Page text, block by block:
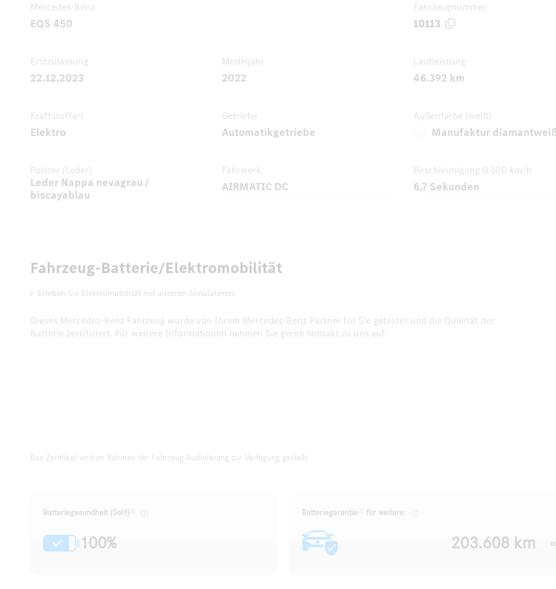
Mercedes-Benz
EQS 450
Fahrzeugnummer
10113
Erstzulassung
22.12.2023
Modeljahr
2022
Laufleistung
46.392 km
Kraftstoffart
Elektro
Getriebe
Automatikgetriebe
Außenfarbe (weiß)
Manufaktur
Polster (Leder)
Leder Nappa nevagrau /
biscayablau
Fahrwerk
AIRMATIC DC
Beschleunigung 0-100 km/h
6,7 Sekunden
Fahrzeug-Batterie/Elektromobilität
Erleben Sie Elektromobilität mit unseren Simulatoren.
Dieses Mercedes-Benz Fahrzeug wurde von Ihrem Mercedes-Benz Partner für Sie getestet und die Qualität der
Batterie zertifiziert. Für weitere Informationen nehmen Sie gerne Kontakt zu uns auf.
Das Zertifikat wird im Rahmen der Fahrzeug-Auslieferung zur Verfügung gestellt.
Batteriegesundheit (SoH) [6]
100%
Batteriegarantie [7] für weitere:
203.608 km